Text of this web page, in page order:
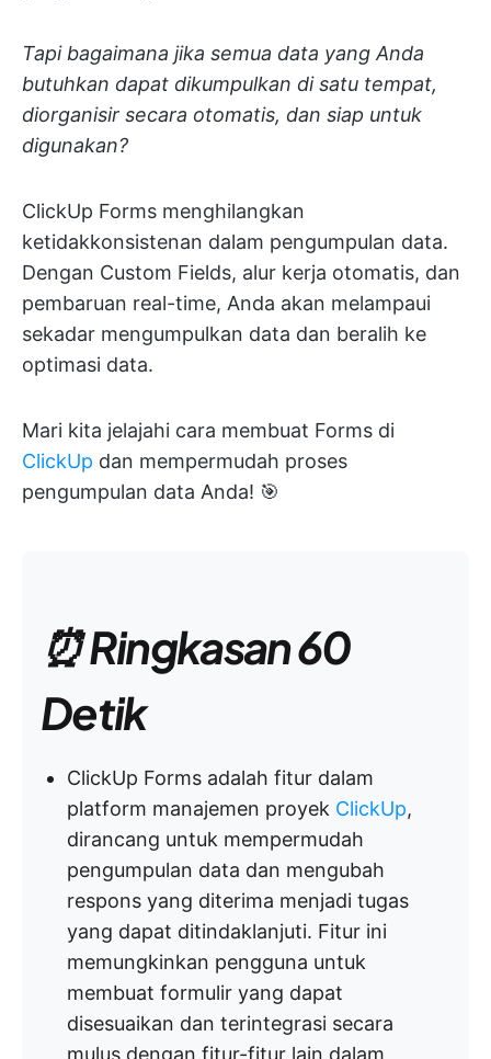
Tapi bagaimana jika semua data yang Anda
butuhkan dapat dikumpulkan di satu tempat,
diorganisir secara otomatis, dan siap untuk
digunakan?
ClickUp Forms menghilangkan
ketidakkonsistenan dalam pengumpulan data.
Dengan Custom Fields, alur kerja otomatis, dan
pembaruan real-time, Anda akan melampaui
sekadar mengumpulkan data dan beralih ke
optimasi data.
Mari kita jelajahi cara membuat Forms di
ClickUp dan mempermudah proses
pengumpulan data Anda! 🎯
⏰ Ringkasan 60
Detik
ClickUp Forms adalah fitur dalam
platform manajemen proyek ClickUp,
dirancang untuk mempermudah
pengumpulan data dan mengubah
respons yang diterima menjadi tugas
yang dapat ditindaklanjuti. Fitur ini
memungkinkan pengguna untuk
membuat formulir yang dapat
disesuaikan dan terintegrasi secara
mulus dengan fitur-fitur lain dalam